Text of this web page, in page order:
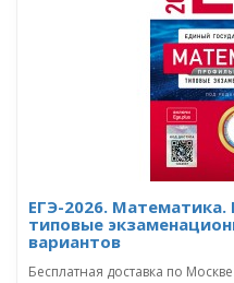
ЕГЭ-2026.
типовые
вариантов
Бесплатная доставка по